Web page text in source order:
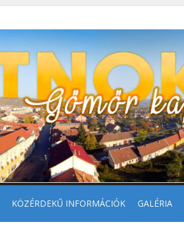
KÖZÉRDEKŰ INFORMÁCIÓK GALÉRIA